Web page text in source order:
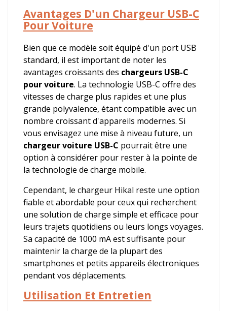
Avantages D'un Chargeur USB-C
Pour Voiture
Bien que ce modèle soit équipé d'un port USB
standard, il est important de noter les
avantages croissants des chargeurs USB-C
pour voiture. La technologie USB-C offre des
vitesses de charge plus rapides et une plus
grande polyvalence, étant compatible avec un
nombre croissant d'appareils modernes. Si
vous envisagez une mise à niveau future, un
chargeur voiture USB-C pourrait être une
option à considérer pour rester à la pointe de
la technologie de charge mobile.
Cependant, le chargeur Hikal reste une option
fiable et abordable pour ceux qui recherchent
une solution de charge simple et efficace pour
leurs trajets quotidiens ou leurs longs voyages.
Sa capacité de 1000 mA est suffisante pour
maintenir la charge de la plupart des
smartphones et petits appareils électroniques
pendant vos déplacements.
Utilisation Et Entretien